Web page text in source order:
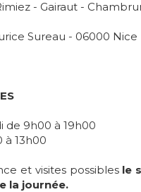
- Gairaut -
Sureau - 06000 Nice
de 9h00 à 19h00
à 13h00
et visites possibles le
la journée.